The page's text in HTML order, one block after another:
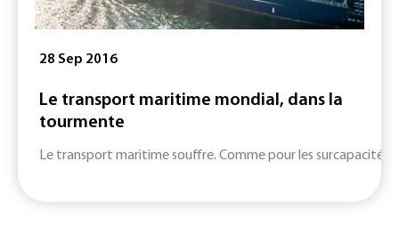
28 Sep 2016
Le transport maritime mondial, dans la
tourmente
Le transport maritime souffre. Comme pour les